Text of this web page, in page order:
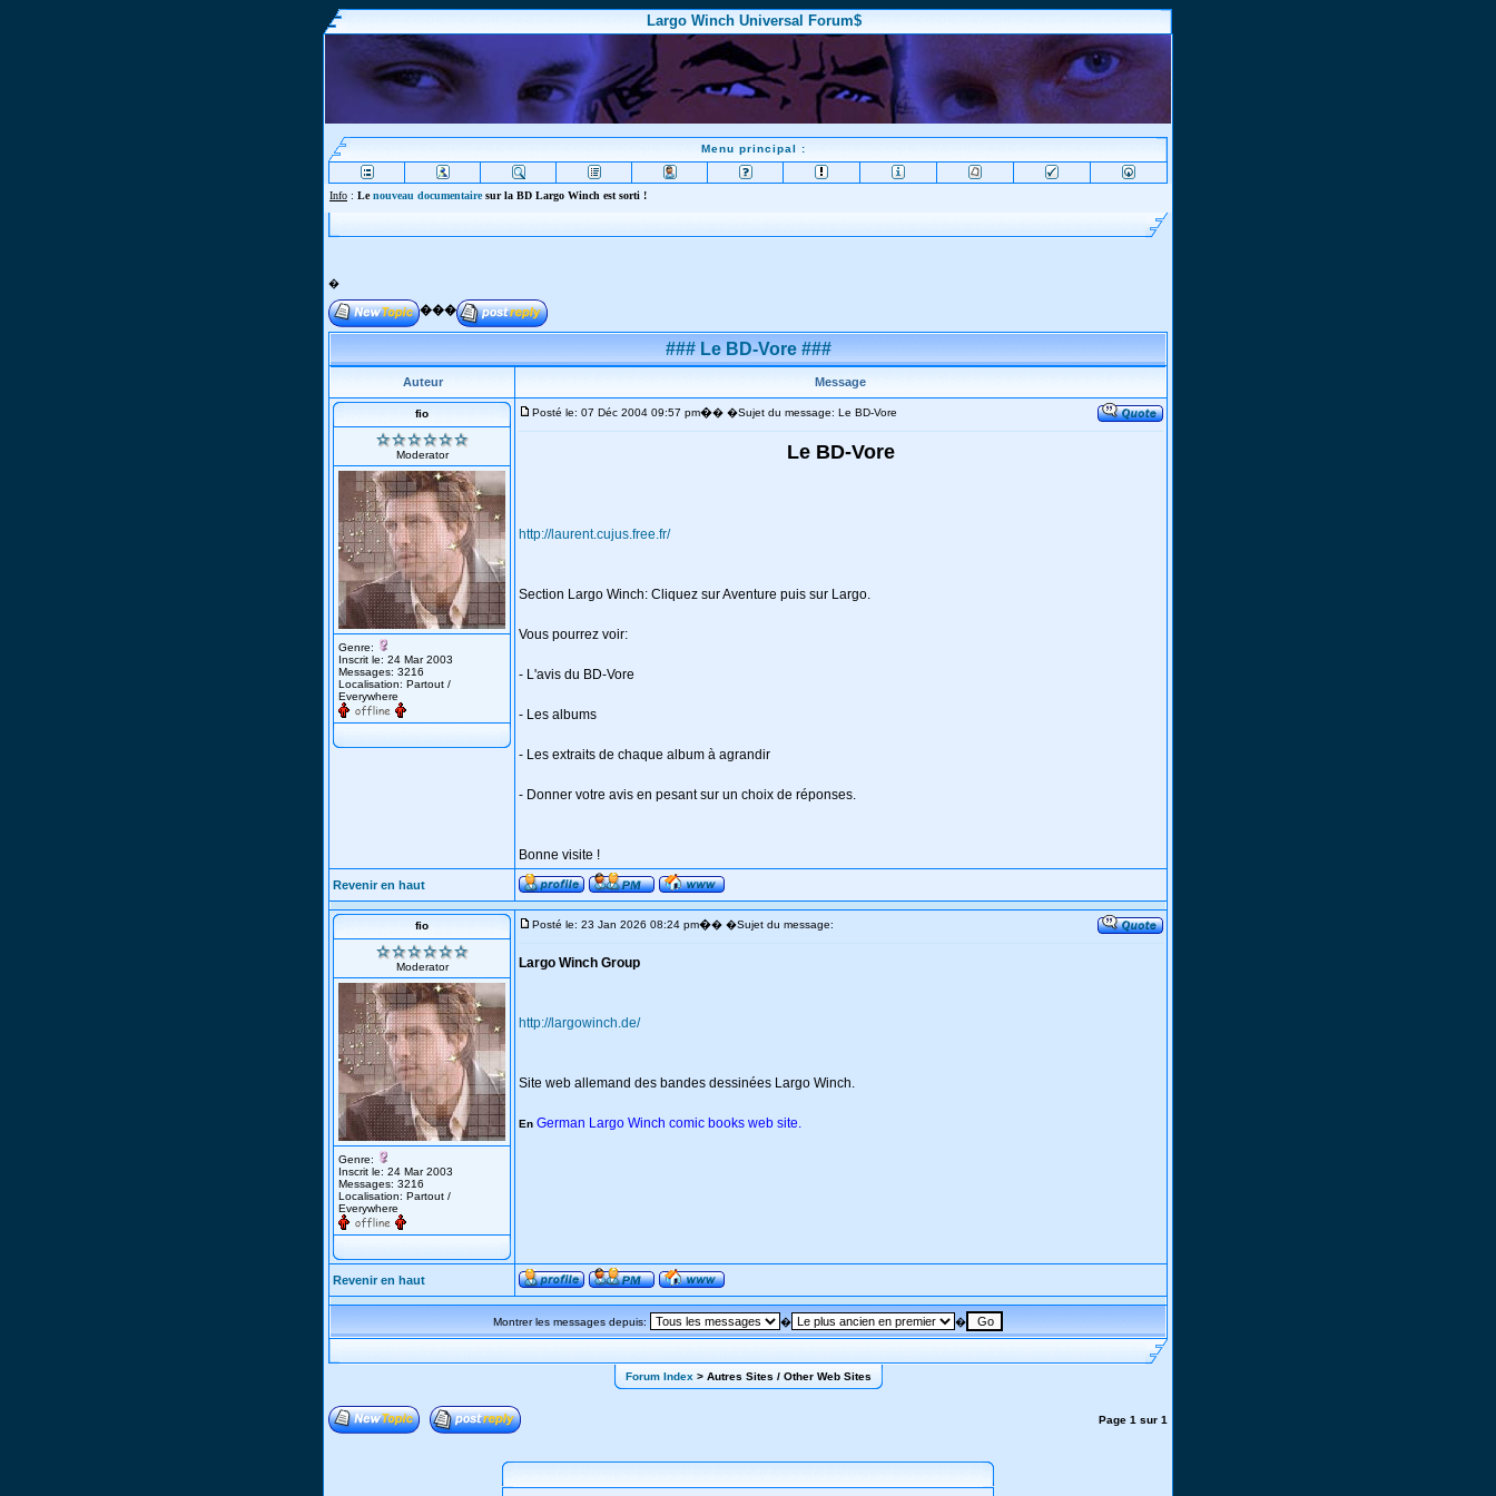
Largo Winch Universal Forum$
Menu principal :
Info : Lenouveau documentairesur la BD Largo Winch est sorti !
�
���
### Le BD-Vore ###
Auteur Message
fio
Moderator
Genre:
Inscrit le: 24 Mar 2003
Messages: 3216
Localisation: Partout /
Everywhere
Posté le: 07 Déc 2004 09:57 pm�� �Sujet du message: Le BD-Vore
Le BD-Vore
http://laurent.cujus.free.fr/
Section Largo Winch: Cliquez sur Aventure puis sur Largo.
Vous pourrez voir:
- L'avis du BD-Vore
- Les albums
- Les extraits de chaque album à agrandir
- Donner votre avis en pesant sur un choix de réponses.
Bonne visite !
Revenir en haut
fio
Moderator
Genre:
Inscrit le: 24 Mar 2003
Messages: 3216
Localisation: Partout /
Everywhere
Posté le: 23 Jan 2026 08:24 pm�� �Sujet du message:
Largo Winch Group
http://largowinch.de/
Site web allemand des bandes dessinées Largo Winch.
En German Largo Winch comic books web site.
Revenir en haut
Montrer les messages depuis: � �
Forum Index> Autres Sites / Other Web Sites
Page 1 sur 1